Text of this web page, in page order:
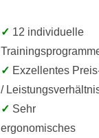
✓ 12 individuelle
✓ Exzellentes
/
✓ Sehr
ergonomisches